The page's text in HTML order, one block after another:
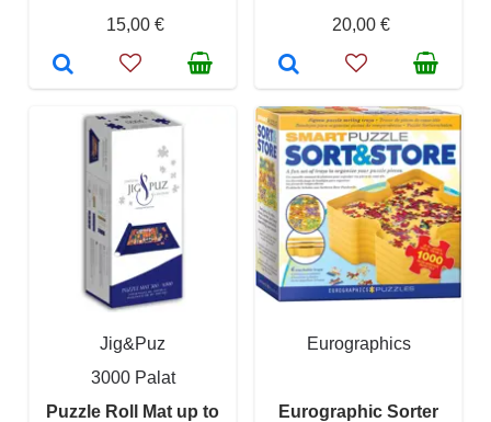
15,00 €
20,00 €
Jig&Puz
3000 Palat
Puzzle Roll Mat up to
Eurographics
Eurographic Sorter